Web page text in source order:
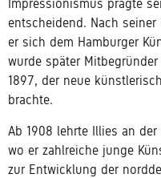
Impressionismus prägte
entscheidend. Nach
er sich dem Hamburger
wurde später Mitbegründer
1897, der neue
brachte.
Ab 1908 lehrte Illies an
wo er zahlreiche junge
zur Entwicklung der